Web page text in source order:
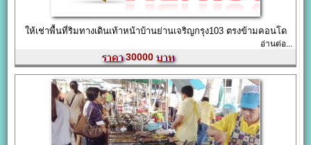
ให้เช่าพื้นที่ริมทางเดินเท้าหน้าบ้านย่านเจริญกรุง103 ตรงข้ามคอนโด
อ่านต่อ...
30000